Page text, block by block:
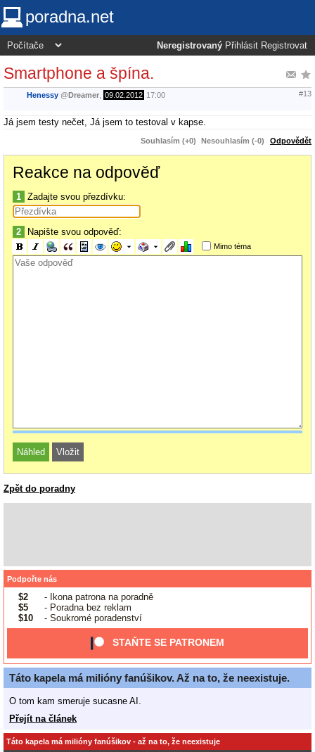
poradna.net
Neregistrovaný Přihlásit Registrovat
Smartphone a špína.
Henessy @Dreamer 09.02.2012 17:00 #13
Já jsem testy nečet, Já jsem to testoval v kapse.
Souhlasím (+0) Nesouhlasím (-0) Odpovědět
Reakce na odpověď
1 Zadajte svou přezdívku:
2 Napište svou odpověď:
Mimo téma
Zpět do poradny
Podpořte nás
$2
- Ikona patrona na poradně
$5
- Poradna bez reklam
$10
- Soukromé poradenství
STAŇTE SE PATRONEM
Táto kapela má milióny fanúšikov. Až na to, že neexistuje.
O tom kam smeruje sucasne AI.
Přejít na článek
Táto kapela má milióny fanúšikov - až na to, že neexistuje